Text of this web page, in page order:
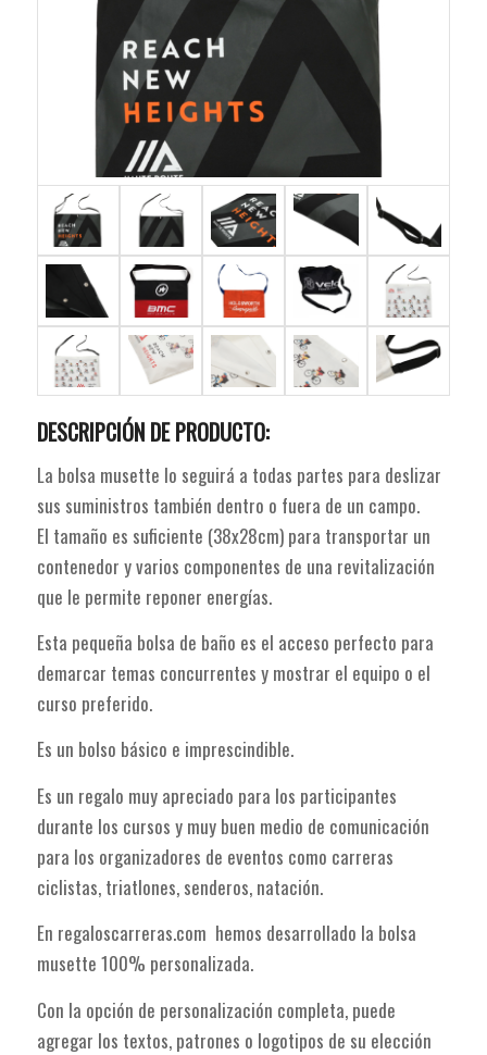
DESCRIPCIÓN DE PRODUCTO:
La bolsa musette lo seguirá a todas partes para deslizar
sus suministros también dentro o fuera de un campo.
El tamaño es suficiente (38x28cm) para transportar un
contenedor y varios componentes de una revitalización
que le permite reponer energías.
Esta pequeña bolsa de baño es el acceso perfecto para
demarcar temas concurrentes y mostrar el equipo o el
curso preferido.
Es un bolso básico e imprescindible.
Es un regalo muy apreciado para los participantes
durante los cursos y muy buen medio de comunicación
para los organizadores de eventos como carreras
ciclistas, triatlones, senderos, natación.
En regaloscarreras.com hemos desarrollado la bolsa
musette 100% personalizada.
Con la opción de personalización completa, puede
agregar los textos, patrones o logotipos de su elección